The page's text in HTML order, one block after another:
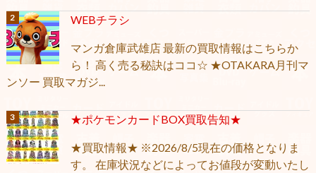
WEBチラシ
マンガ倉庫武雄店 最新の買取情報はこちらか
ら！ 高く売る秘訣はココ☆ ★OTAKARA月刊マ
ンソー 買取マガジ...
★ポケモンカードBOX買取告知★
★買取情報★ ※2026/8/5現在の価格となりま
す。 在庫状況などによってお値段が変動いたし